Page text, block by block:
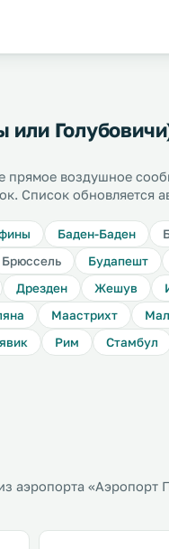
прямое воздушное
Список обновляется
Баден-Баден
Брюссель Будапешт
Дрезден Жешув
Маастрихт
Рим Стамбул
аэропорта «Аэропорт